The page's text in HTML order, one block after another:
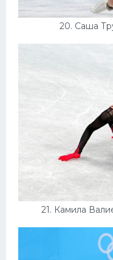
20. Саша
21. Камила